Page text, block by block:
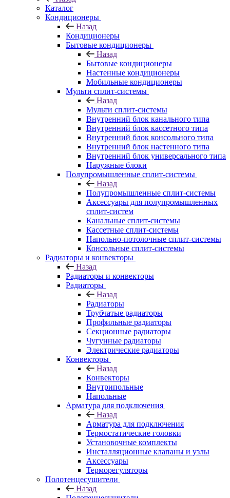
Каталог
Кондиционеры
Назад
Кондиционеры
Бытовые кондиционеры
Назад
Бытовые кондиционеры
Настенные кондиционеры
Мобильные кондиционеры
Мульти сплит-системы
Назад
Мульти сплит-системы
Внутренний блок канального типа
Внутренний блок кассетного типа
Внутренний блок консольного типа
Внутренний блок настенного типа
Внутренний блок универсального типа
Наружные блоки
Полупромышленные сплит-системы
Назад
Полупромышленные сплит-системы
Аксессуары для полупромышленных
сплит-систем
Канальные сплит-системы
Кассетные сплит-системы
Напольно-потолочные сплит-системы
Консольные сплит-системы
Радиаторы и конвекторы
Назад
Радиаторы и конвекторы
Радиаторы
Назад
Радиаторы
Трубчатые радиаторы
Профильные радиаторы
Секционные радиаторы
Чугунные радиаторы
Электрические радиаторы
Конвекторы
Назад
Конвекторы
Внутрипольные
Напольные
Арматура для подключения
Назад
Арматура для подключения
Термостатические головки
Установочные комплекты
Инсталляционные клапаны и узлы
Аксессуары
Терморегуляторы
Полотенцесушители
Назад